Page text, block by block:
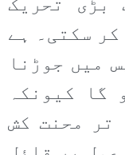
کر سکتی۔ ہے
میں جوڑنا
گا کیونکہ
تر محنت کش